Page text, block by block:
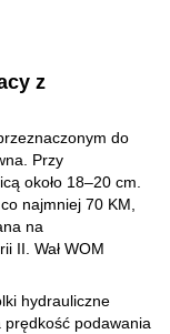
z
do
Przy
około 18–20 cm.
najmniej 70 KM,
na
II. Wał WOM
hydrauliczne
prędkość podawania